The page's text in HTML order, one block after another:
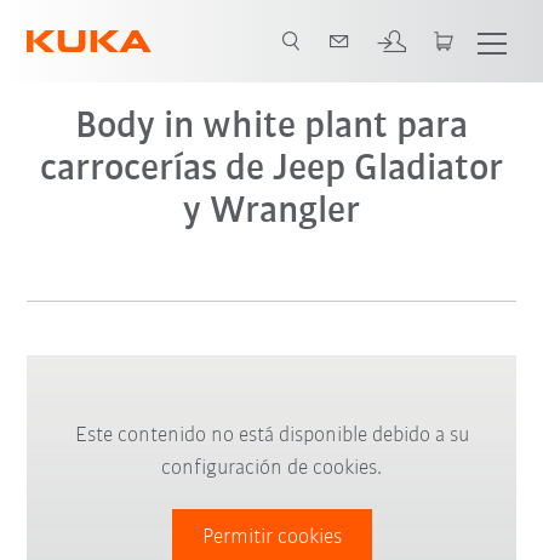
Body in white plant para
carrocerías de Jeep Gladiator
y Wrangler
Este contenido no está disponible debido a su
configuración de cookies.
Permitir cookies